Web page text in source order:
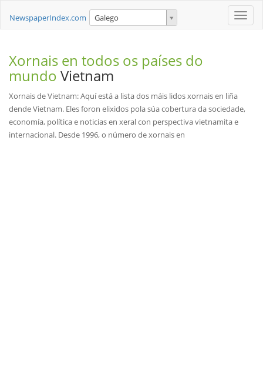
Toggle
NewspaperIndex.com Galego
Xornais en todos os países do
mundo Vietnam
Xornais de Vietnam: Aquí está a lista dos máis lidos xornais en liña
dende Vietnam. Eles foron elixidos pola súa cobertura da sociedade,
economía, política e noticias en xeral con perspectiva vietnamita e
internacional. Desde 1996, o número de xornais en